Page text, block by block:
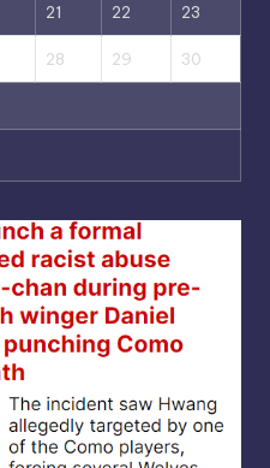
21 22 23
28 29 30